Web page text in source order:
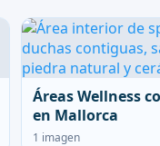
Áreas Wellness
en Mallorca
1 imagen